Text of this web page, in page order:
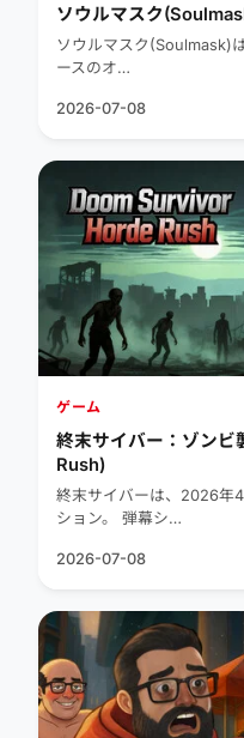
ソウルマスク
ソウルマスク(Soulmask)
ースのオ…
2026-07-08
ゲーム
終末サイバー：ゾン
Rush)
終末サイバーは、2026年
ション。 弾幕シ…
2026-07-08